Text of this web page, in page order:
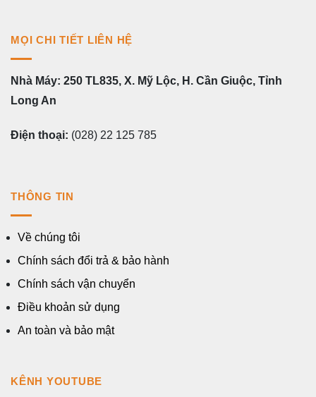
MỌI CHI TIẾT LIÊN HỆ
Nhà Máy: 250 TL835, X. Mỹ Lộc, H. Cần Giuộc, Tỉnh
Long An
Điện thoại: (028) 22 125 785
THÔNG TIN
Về chúng tôi
Chính sách đổi trả & bảo hành
Chính sách vận chuyển
Điều khoản sử dụng
An toàn và bảo mật
KÊNH YOUTUBE